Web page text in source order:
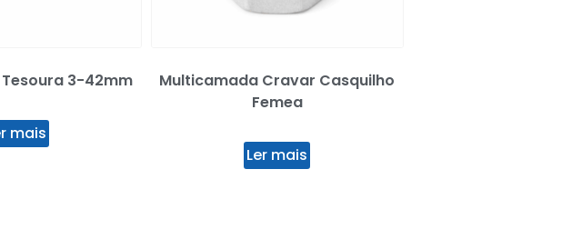
3-42mm
mais
Multicamada Cravar Casquilho
Femea
Ler mais